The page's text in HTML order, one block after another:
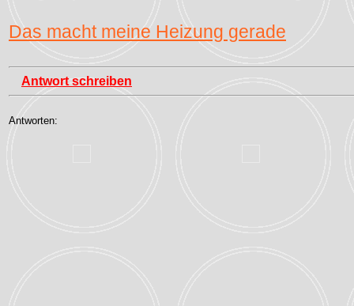
Das macht meine Heizung gerade
Antwort schreiben
Antworten: